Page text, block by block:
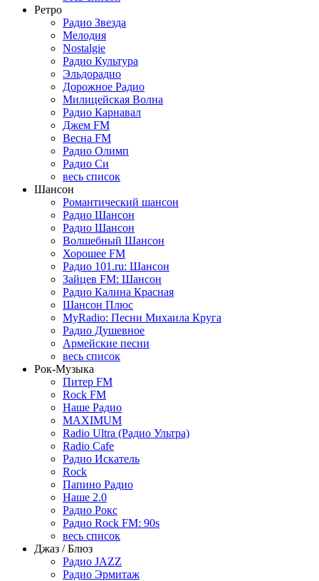
Ретро
Радио Звезда
Мелодия
Nostalgie
Радио Культура
Эльдорадио
Дорожное Радио
Милицейская Волна
Радио Карнавал
Джем FM
Весна FM
Радио Олимп
Радио Си
весь список
Шансон
Романтический шансон
Радио Шансон
Радио Шансон
Волшебный Шансон
Хорошее FM
Радио 101.ru: Шансон
Зайцев FM: Шансон
Радио Калина Красная
Шансон Плюс
MyRadio: Песни Михаила Круга
Радио Душевное
Армейские песни
весь список
Рок-Музыка
Питер FM
Rock FM
Наше Радио
MAXIMUM
Radio Ultra (Радио Ультра)
Radio Cafe
Радио Искатель
Rock
Папино Радио
Наше 2.0
Радио Рокс
Радио Rock FM: 90s
весь список
Джаз / Блюз
Радио JAZZ
Радио Эрмитаж